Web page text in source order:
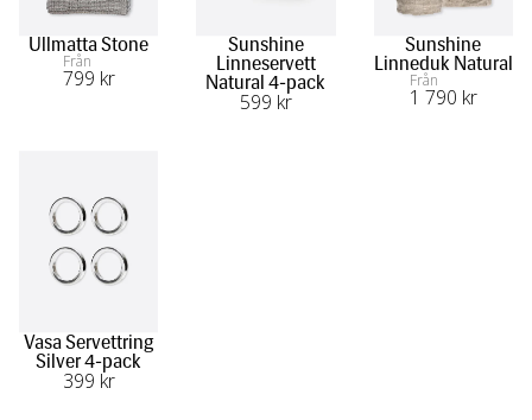
Ullmatta Stone
Från
799 kr
Sunshine
Linneservett
Natural 4-pack
599 kr
Sunshine
Linneduk Natural
Från
1 790 kr
Vasa Servettring
Silver 4-pack
399 kr